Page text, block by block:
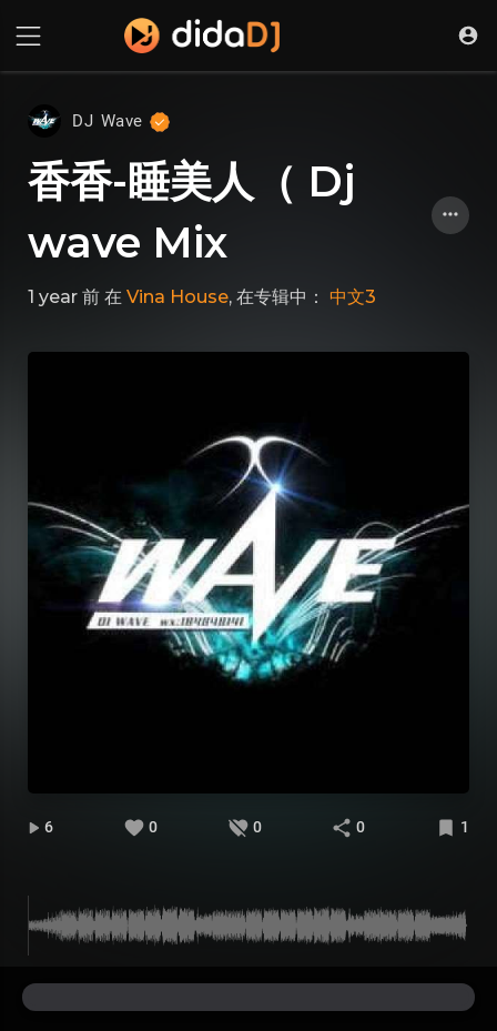
DJ Wave
香香-睡美人（ Dj
wave Mix
1 year 前 在 Vina House, 在专辑中： 中文3
6 0 0 0 1